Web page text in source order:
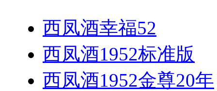
西凤酒幸福52
西凤酒1952标准版
西凤酒1952金尊20年